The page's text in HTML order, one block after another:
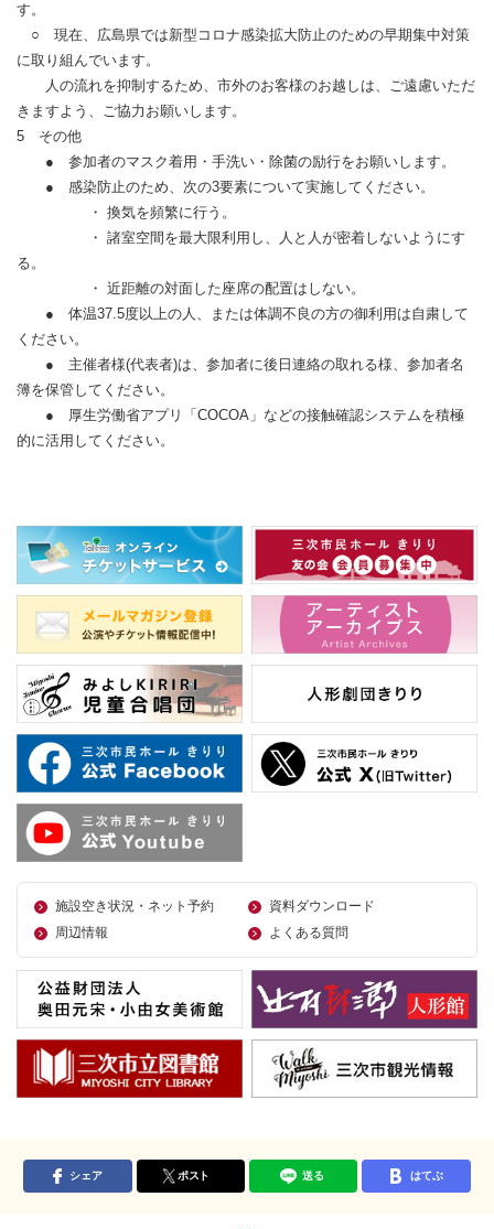
す。
○ 現在、広島県では新型コロナ感染拡大防止のための早期集中対策
に取り組んでいます。
人の流れを抑制するため、市外のお客様のお越しは、ご遠慮いただ
きますよう、ご協力お願いします。
5 その他
● 参加者のマスク着用・手洗い・除菌の励行をお願いします。
● 感染防止のため、次の3要素について実施してください。
・ 換気を頻繁に行う。
・ 諸室空間を最大限利用し、人と人が密着しないようにす
る。
・ 近距離の対面した座席の配置はしない。
● 体温37.5度以上の人、または体調不良の方の御利用は自粛して
ください。
● 主催者様(代表者)は、参加者に後日連絡の取れる様、参加者名
簿を保管してください。
● 厚生労働省アプリ「COCOA」などの接触確認システムを積極
的に活用してください。
施設空き状況・ネット予約
資料ダウンロード
周辺情報
よくある質問
シェア ポスト 送る はてぶ